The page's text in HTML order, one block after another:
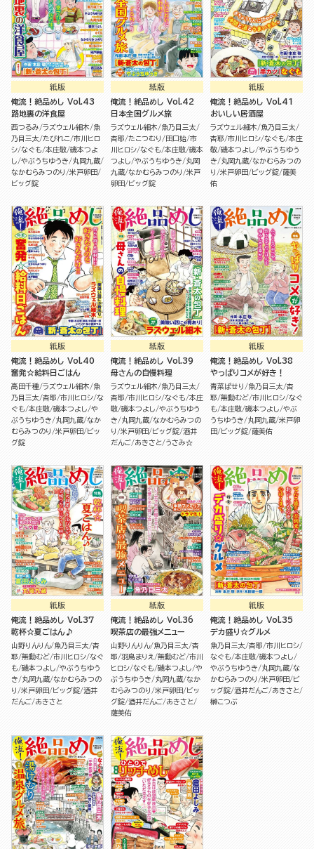
紙版
俺流！絶品めし Vol.43
路地裏の洋食屋
西つるみ ラズウェル細木
魚
乃目三太 たびれこ 市川ヒロ
シ なぐも 本庄敬 磯本つよ
し やぶうちゆうき
丸岡九蔵
なかむらみつのり
米戸卵田
ビッグ錠
紙版
俺流！絶品めし Vol.42
日本全国グルメ旅
ラズウェル細木
魚乃目三太
杏耶 たこつむり 田口始 市
川ヒロシ なぐも 本庄敬 磯本
つよし やぶうちゆうき
丸岡
九蔵 なかむらみつのり
米戸
卵田
ビッグ錠
紙版
俺流！絶品めし Vol.41
おいしい居酒屋
ラズウェル細木 魚乃目三太
杏耶 市川ヒロシ なぐも 本庄
敬 磯本つよし やぶうちゆう
き
丸岡九蔵 なかむらみつの
り
米戸卵田 ビッグ錠 薩美
佑
紙版
俺流！絶品めし Vol.40
奮発☆給料日ごはん
高田千種 ラズウェル細木
魚
乃目三太 杏耶 市川ヒロシ な
ぐも 本庄敬 磯本つよし や
ぶうちゆうき
丸岡九蔵 なか
むらみつのり
米戸卵田
ビッ
グ錠
紙版
俺流！絶品めし Vol.39
母さんの自慢料理
ラズウェル細木
魚乃目三太
杏耶 市川ヒロシ なぐも 本庄
敬 磯本つよし やぶうちゆう
き
丸岡九蔵 なかむらみつの
り
米戸卵田 ビッグ錠 酒井
だんご あきさと うさみ☆
紙版
俺流！絶品めし Vol.38
やっぱりコメが好き！
青菜ぱせり 魚乃目三太 杏
耶 無動むど 市川ヒロシ なぐ
も 本庄敬 磯本つよし やぶ
うちゆうき
丸岡九蔵 米戸卵
田
ビッグ錠 薩美佑
紙版
俺流！絶品めし Vol.37
乾杯☆夏ごはん♪
山野りんりん 魚乃目三太 杏
耶 無動むど 市川ヒロシ なぐ
も 磯本つよし やぶうちゆう
き
丸岡九蔵 なかむらみつの
り
米戸卵田 ビッグ錠 酒井
だんご あきさと
紙版
俺流！絶品めし Vol.36
喫茶店の最強メニュー
山野りんりん 魚乃目三太 杏
耶 羽鳥まりえ 無動むど 市川
ヒロシ なぐも 磯本つよし や
ぶうちゆうき
丸岡九蔵 なか
むらみつのり
米戸卵田
ビッ
グ錠 酒井だんご あきさと
薩美佑
紙版
俺流！絶品めし Vol.35
デカ盛り☆グルメ
魚乃目三太 杏耶 市川ヒロシ
なぐも 本庄敬 磯本つよし
やぶうちゆうき
丸岡九蔵 な
かむらみつのり
米戸卵田
ビ
ッグ錠 酒井だんご あきさと
榊こつぶ